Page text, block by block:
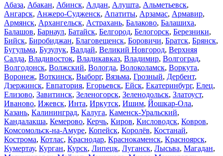
Абаза, Абакан, Абинск, Алдан, Алушта, Альметьевск,
Ангарск, Анжеро-Судженск, Апатиты, Арзамас, Армавир,
Армянск, Архангельск, Астрахань, Балаково, Балашиха,
Балашов, Барнаул, Батайск, Белгород, Белогорск, Березники,
Бийск, Биробиджан, Благовещенск, Боровичи, Братск, Брянск,
Бугульма, Бузулук, Валдай, Великий Новгород, Верхняя
Салда, Владивосток, Владикавказ, Владимир, Волгоград,
Волгодонск, Волжский, Вологда, Волоколамск, Воркута,
Воронеж, Воткинск, Выборг, Вязьма, Грозный, Дербент,
Дзержинск, Евпатория, Егорьевск, Ейск, Екатеринбург, Елец,
Елизово, Завитинск, Зеленогорск, Зеленодольск, Златоуст,
Иваново, Ижевск, Инта, Иркутск, Ишим, Йошкар-Ола,
Казань, Калининград, Калуга, Каменск-Уральский,
Кандалакша, Кемерово, Керчь, Киров, Кисловодск, Ковров,
Комсомольск-на-Амуре, Копейск, Королёв, Костанай,
Кострома, Котлас, Краснодар, Краснокаменск, Красноярск,
Кумертау, Курган, Курск, Липецк, Луганск, Лысьва, Магадан,